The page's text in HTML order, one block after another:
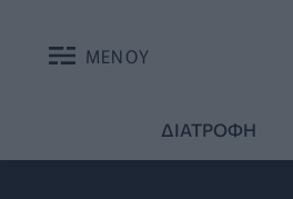
ΜΕΝΟΥ
ΔΙΑΤΡΟΦΗ